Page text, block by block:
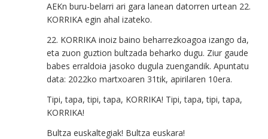
AEKn buru-belarri ari gara lanean datorren urtean 22.
KORRIKA egin ahal izateko.
22. KORRIKA inoiz baino beharrezkoagoa izango da,
eta zuon guztion bultzada beharko dugu. Ziur gaude
babes erraldoia jasoko dugula zuengandik. Apuntatu
data: 2022ko martxoaren 31tik, apirilaren 10era.
Tipi, tapa, tipi, tapa, KORRIKA! Tipi, tapa, tipi, tapa,
KORRIKA!
Bultza euskaltegiak! Bultza euskara!